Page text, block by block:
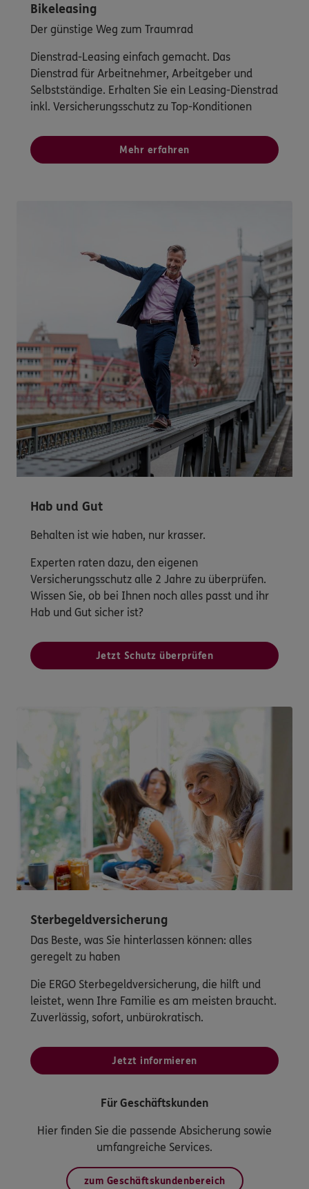
Bikeleasing
Der günstige Weg zum Traumrad
Dienstrad-Leasing einfach gemacht. Das
Dienstrad für Arbeitnehmer, Arbeitgeber und
Selbstständige. Erhalten Sie ein Leasing-Dienstrad
inkl. Versicherungsschutz zu Top-Konditionen
Mehr erfahren
Hab und Gut
Behalten ist wie haben, nur krasser.
Experten raten dazu, den eigenen
Versicherungsschutz alle 2 Jahre zu überprüfen.
Wissen Sie, ob bei Ihnen noch alles passt und ihr
Hab und Gut sicher ist?
Jetzt Schutz überprüfen
Sterbegeldversicherung
Das Beste, was Sie hinterlassen können: alles
geregelt zu haben
Die ERGO Sterbegeldversicherung, die hilft und
leistet, wenn Ihre Familie es am meisten braucht.
Zuverlässig, sofort, unbürokratisch.
Jetzt informieren
Für Geschäftskunden
Hier finden Sie die passende Absicherung sowie
umfangreiche Services.
zum Geschäftskundenbereich